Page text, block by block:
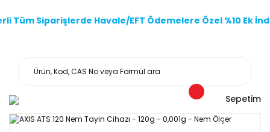
Tüm Siparişlerde Havale/EFT Ödemelere Özel %10 Ek
Sepetim